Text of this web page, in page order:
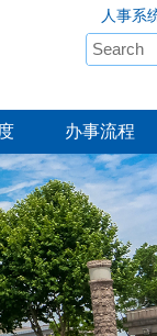
人事系
办事流程